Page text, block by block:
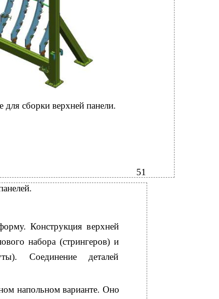
сборки верхней панели.
51
Конструкция верхней
набора (стрингеров) и
Соединение деталей
напольном варианте. Оно